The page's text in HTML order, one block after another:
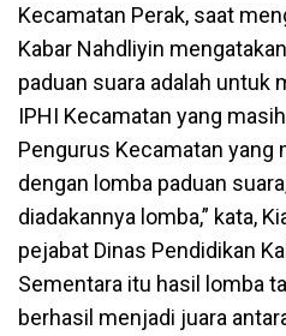
Kecamatan Perak, saat
Kabar Nahdliyin
paduan suara adalah untuk
IPHI Kecamatan yang
Pengurus Kecamatan yang
dengan lomba paduan
diadakannya lomba,” kata,
pejabat Dinas Pendidikan
Sementara itu hasil lomba
berhasil menjadi juara